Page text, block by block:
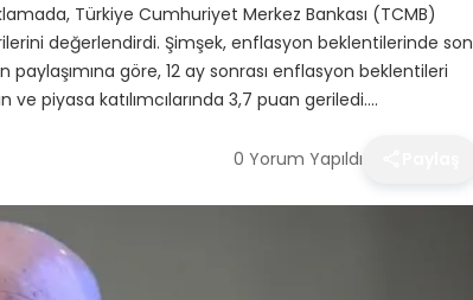
Türkiye Cumhuriyet Merkez Bankası (TCMB)
değerlendirdi. Şimşek, enflasyon beklentilerinde son
göre, 12 ay sonrası enflasyon beklentileri
ve piyasa katılımcılarında 3,7 puan geriledi….
0 Yorum Yapıldı